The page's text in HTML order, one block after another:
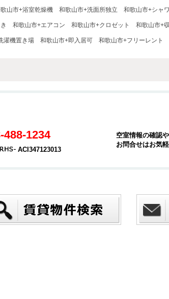
山市+浴室乾燥機 和歌山市+洗面所独立 和歌山市+シャ
和歌山市+エアコン 和歌山市+クロゼット 和歌山市+
濯機置き場 和歌山市+即入居可 和歌山市+フリーレント
488-1234
ACI347123013
空室情報の確認
お問合せはお気